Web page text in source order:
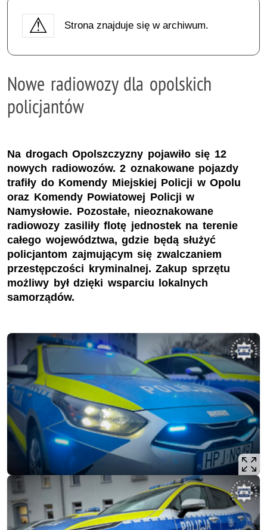
Strona znajduje się w archiwum.
Nowe radiowozy dla opolskich
policjantów
Na drogach Opolszczyzny pojawiło się 12
nowych radiowozów. 2 oznakowane pojazdy
trafiły do Komendy Miejskiej Policji w Opolu
oraz Komendy Powiatowej Policji w
Namysłowie. Pozostałe, nieoznakowane
radiowozy zasiliły flotę jednostek na terenie
całego województwa, gdzie będą służyć
policjantom zajmującym się zwalczaniem
przestępczości kryminalnej. Zakup sprzętu
możliwy był dzięki wsparciu lokalnych
samorządów.